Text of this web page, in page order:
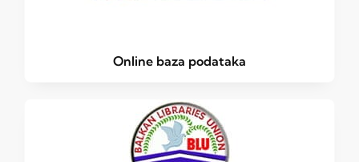
Online baza podataka